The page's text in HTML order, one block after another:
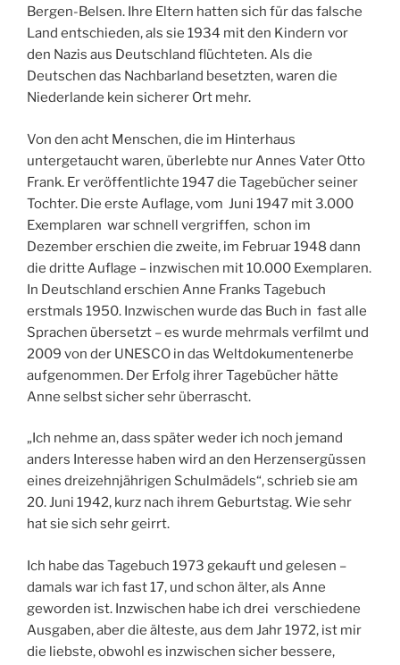
Bergen-Belsen. Ihre Eltern hatten sich für das falsche
Land entschieden, als sie 1934 mit den Kindern vor
den Nazis aus Deutschland flüchteten. Als die
Deutschen das Nachbarland besetzten, waren die
Niederlande kein sicherer Ort mehr.
Von den acht Menschen, die im Hinterhaus
untergetaucht waren, überlebte nur Annes Vater Otto
Frank. Er veröffentlichte 1947 die Tagebücher seiner
Tochter. Die erste Auflage, vom Juni 1947 mit 3.000
Exemplaren war schnell vergriffen, schon im
Dezember erschien die zweite, im Februar 1948 dann
die dritte Auflage – inzwischen mit 10.000 Exemplaren.
In Deutschland erschien Anne Franks Tagebuch
erstmals 1950. Inzwischen wurde das Buch in fast alle
Sprachen übersetzt – es wurde mehrmals verfilmt und
2009 von der UNESCO in das Weltdokumentenerbe
aufgenommen. Der Erfolg ihrer Tagebücher hätte
Anne selbst sicher sehr überrascht.
„Ich nehme an, dass später weder ich noch jemand
anders Interesse haben wird an den Herzensergüssen
eines dreizehnjährigen Schulmädels“, schrieb sie am
20. Juni 1942, kurz nach ihrem Geburtstag. Wie sehr
hat sie sich sehr geirrt.
Ich habe das Tagebuch 1973 gekauft und gelesen –
damals war ich fast 17, und schon älter, als Anne
geworden ist. Inzwischen habe ich drei verschiedene
Ausgaben, aber die älteste, aus dem Jahr 1972, ist mir
die liebste, obwohl es inzwischen sicher bessere,